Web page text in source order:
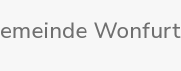
Wonfurt